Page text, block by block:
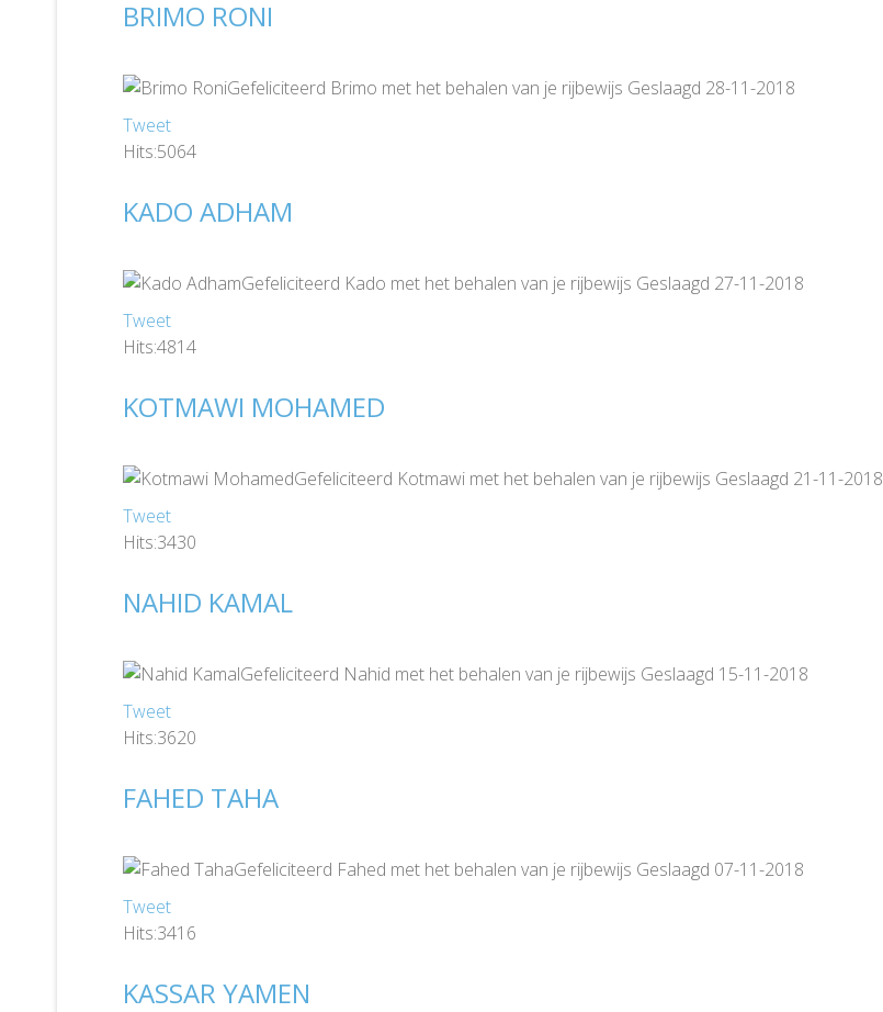
BRIMO RONI
Gefeliciteerd Brimo met het behalen van je rijbewijs Geslaagd 28-11-2018
Tweet
Hits:5064
KADO ADHAM
Gefeliciteerd Kado met het behalen van je rijbewijs Geslaagd 27-11-2018
Tweet
Hits:4814
KOTMAWI MOHAMED
Gefeliciteerd Kotmawi met het behalen van je rijbewijs Geslaagd 21-11-2018
Tweet
Hits:3430
NAHID KAMAL
Gefeliciteerd Nahid met het behalen van je rijbewijs Geslaagd 15-11-2018
Tweet
Hits:3620
FAHED TAHA
Gefeliciteerd Fahed met het behalen van je rijbewijs Geslaagd 07-11-2018
Tweet
Hits:3416
KASSAR YAMEN